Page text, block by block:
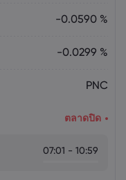
-0.0590 %
-0.0299 %
PNC
ตลาดปิด
07:01 - 10:59